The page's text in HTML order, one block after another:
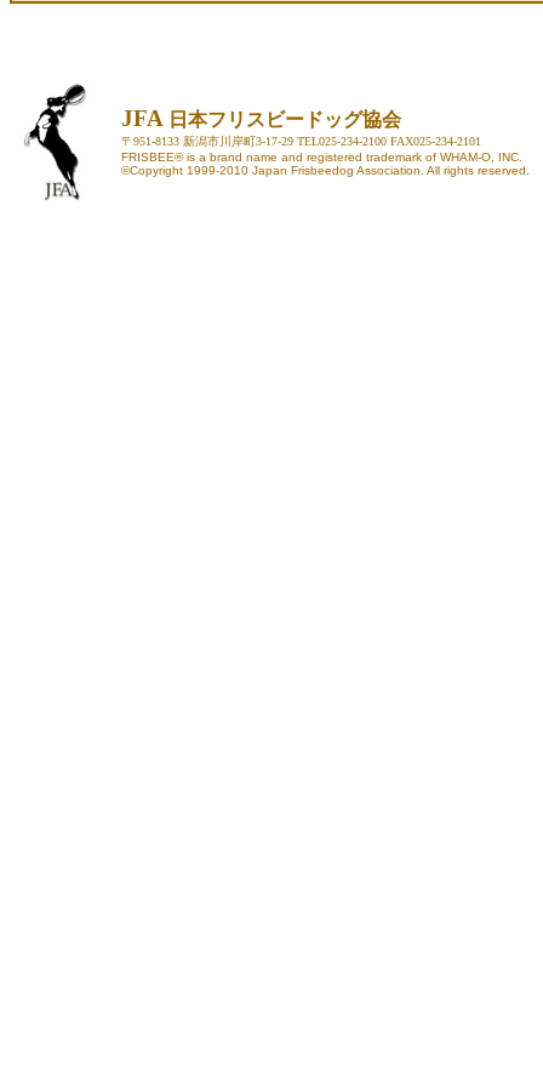
JFA 日本フリスビードッグ協会
〒951-8133 新潟市川岸町3-17-29 TEL025-234-2100 FAX025-234-2101
FRISBEE® is a brand name and registered trademark of WHAM-O, INC.
©Copyright 1999-2010 Japan Frisbeedog Association. All rights reserved.